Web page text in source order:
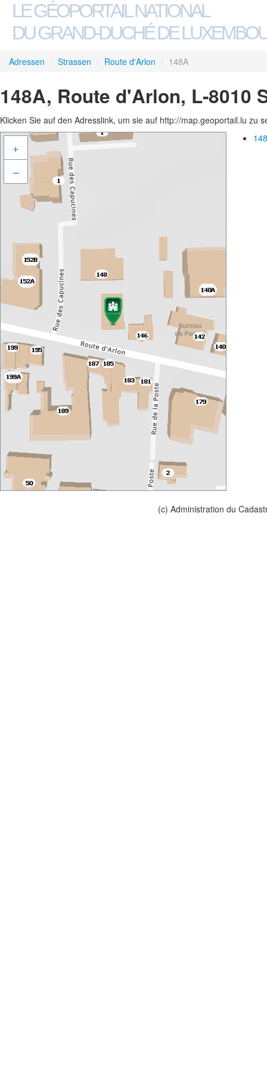
LE GÉOPORTAIL NATIONAL
DU GRAND-DUCHÉ DE
Adressen / Strassen / Route d'Arlon / 148A
148A, Route d'Arlon, L-8010
Klicken Sie auf den Adresslink, um sie auf http://map.geoportail.lu zu
+
–
(c) Administration du